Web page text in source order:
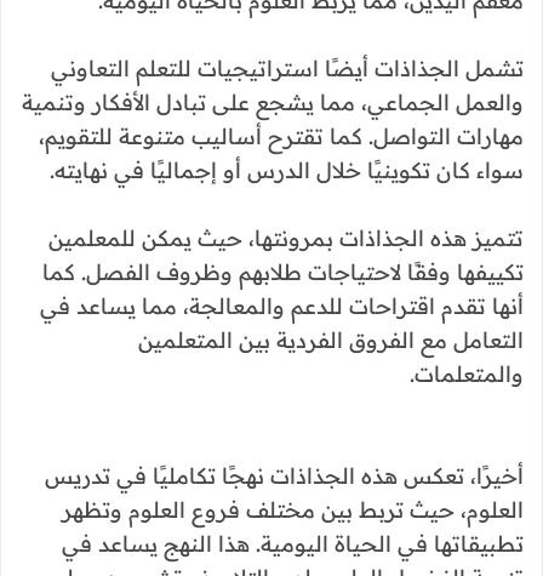
تشمل الجذاذات أيضًا استراتيجيات للتعلم التعاوني
والعمل الجماعي، مما يشجع على تبادل الأفكار وتنمية
مهارات التواصل. كما تقترح أساليب متنوعة للتقويم،
سواء كان تكوينيًا خلال الدرس أو إجماليًا في نهايته.
تتميز هذه الجذاذات بمرونتها، حيث يمكن للمعلمين
تكييفها وفقًا لاحتياجات طلابهم وظروف الفصل. كما
أنها تقدم اقتراحات للدعم والمعالجة، مما يساعد في
التعامل مع الفروق الفردية بين المتعلمين
والمتعلمات.
أخيرًا، تعكس هذه الجذاذات نهجًا تكامليًا في تدريس
العلوم، حيث تربط بين مختلف فروع العلوم وتظهر
تطبيقاتها في الحياة اليومية. هذا النهج يساعد في